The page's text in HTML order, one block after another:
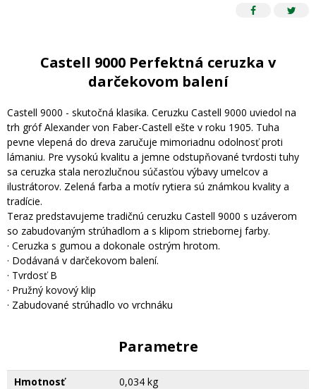
Castell 9000 Perfektná ceruzka v
darčekovom balení
Castell 9000 - skutočná klasika. Ceruzku Castell 9000 uviedol na
trh gróf Alexander von Faber-Castell ešte v roku 1905. Tuha
pevne vlepená do dreva zaručuje mimoriadnu odolnosť proti
lámaniu. Pre vysokú kvalitu a jemne odstupňované tvrdosti tuhy
sa ceruzka stala nerozlučnou súčasťou výbavy umelcov a
ilustrátorov. Zelená farba a motív rytiera sú známkou kvality a
tradície.
Teraz predstavujeme tradičnú ceruzku Castell 9000 s uzáverom
so zabudovaným strúhadlom a s klipom striebornej farby.
· Ceruzka s gumou a dokonale ostrým hrotom.
· Dodávaná v darčekovom balení.
· Tvrdosť B
· Pružný kovový klip
· Zabudované strúhadlo vo vrchnáku
Parametre
Hmotnosť 0,034 kg